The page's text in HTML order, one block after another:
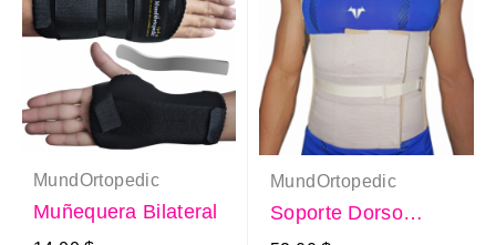
MundOrtopedic
Muñequera Bilateral
MundOrtopedic
Soporte Dorso
Lumbar